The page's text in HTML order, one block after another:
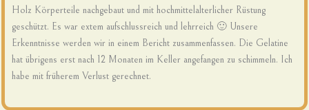
Holz Körperteile nachgebaut und mit hochmittelalterlicher Rüstung
geschützt. Es war extem aufschlussreich und lehrreich 🙂 Unsere
Erkenntnisse werden wir in einem Bericht zusammenfassen. Die Gelatine
hat übrigens erst nach 12 Monaten im Keller angefangen zu schimmeln. Ich
habe mit früherem Verlust gerechnet.